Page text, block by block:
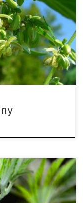
historii
artykule dowiesz
czym są, jak
i wiele innych
o […]
niezależnie od tego,